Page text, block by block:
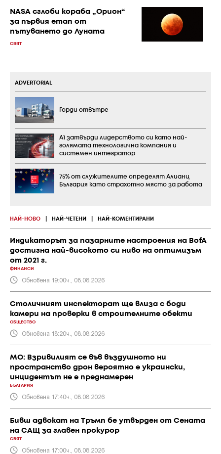
NASA сглоби кораба „Орион“
за първия етап от
пътуването до Луната
СВЯТ
НАЙ-НОВО НАЙ-ЧЕТЕНИ НАЙ-КОМЕНТИРАНИ
Индикаторът за пазарните настроения на BofA
достигна най-високото си ниво на оптимизъм
от 2021 г.
ФИНАНСИ
Обновена 19:00ч., 08.08.2026
Столичният инспекторат ще влиза с боди
камери на проверки в строителните обекти
ОБЩЕСТВО
Обновена 18:20ч., 08.08.2026
МО: Взривилият се във въздушното ни
пространство дрон вероятно е украински,
инцидентът не е преднамерен
БЪЛГАРИЯ
Обновена 17:40ч., 08.08.2026
Бивш адвокат на Тръмп бе утвърден от Сената
на САЩ за главен прокурор
СВЯТ
Обновена 17:00ч., 08.08.2026
ADVERTORIAL
Горди отвътре
А1 затвърди лидерството си като най-
голямата технологична компания и
системен интегратор
75% от служителите определят Алианц
България като страхотно място за работа